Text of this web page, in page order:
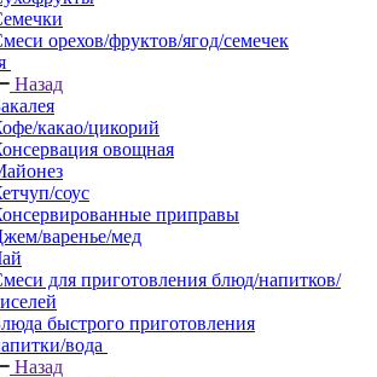
орехов/фруктов/ягод/семечек
Назад
какао/цикорий
овощная
соус
приправы
варенье/мед
для приготовления блюд/напитков/
быстрого приготовления
вода
Назад